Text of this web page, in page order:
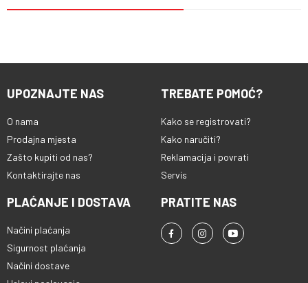
UPOZNAJTE NAS
O nama
Prodajna mjesta
Zašto kupiti od nas?
Kontaktirajte nas
TREBATE POMOĆ?
Kako se registrovati?
Kako naručiti?
Reklamacija i povrati
Servis
PLAĆANJE I DOSTAVA
Načini plaćanja
Sigurnost plaćanja
Načini dostave
PRATITE NAS